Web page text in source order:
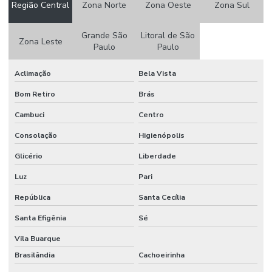
Estufas industriais de secagem
Fábrica de estufa em são paulo
Fábrica de estufas industriais
Fábrica de fornos industriais
Fabricação de fornos
Fabricante de estufas para pintura eletrostática
Fabricante de fornos industriais
Fabricantes de estufas industriais
Fabricantes de fornos para tratamento térmico
Região Central Zona Norte Zona Oeste Zona Sul
Zona Leste
Grande São
Paulo
Litoral de São
Paulo
Aclimação Bela Vista
Bom Retiro Brás
Cambuci Centro
Consolação Higienópolis
Glicério Liberdade
Luz Pari
República Santa Cecília
Santa Efigênia Sé
Vila Buarque
Brasilândia
Cachoeirinha